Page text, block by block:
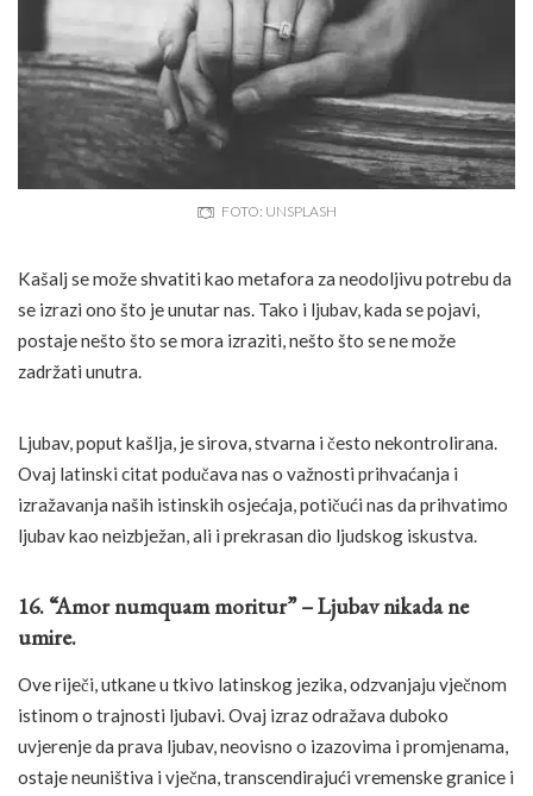
FOTO: UNSPLASH
Kašalj se može shvatiti kao metafora za neodoljivu potrebu da
se izrazi ono što je unutar nas. Tako i ljubav, kada se pojavi,
postaje nešto što se mora izraziti, nešto što se ne može
zadržati unutra.
Ljubav, poput kašlja, je sirova, stvarna i često nekontrolirana.
Ovaj latinski citat podučava nas o važnosti prihvaćanja i
izražavanja naših istinskih osjećaja, potičući nas da prihvatimo
ljubav kao neizbježan, ali i prekrasan dio ljudskog iskustva.
16. “Amor numquam moritur” – Ljubav nikada ne
umire.
Ove riječi, utkane u tkivo latinskog jezika, odzvanjaju vječnom
istinom o trajnosti ljubavi. Ovaj izraz odražava duboko
uvjerenje da prava ljubav, neovisno o izazovima i promjenama,
ostaje neuništiva i vječna, transcendirajući vremenske granice i